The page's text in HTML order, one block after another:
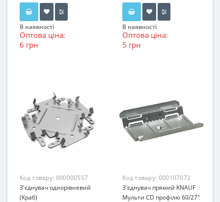
В наявності
Оптова ціна:
6 грн
В наявності
Оптова ціна:
5 грн
Код товару: 000000557
З'єднувач однорівневий
(Краб)
Код товару: 000107072
З'єднувач прямий KNAUF
Мульти CD профілю 60/27"